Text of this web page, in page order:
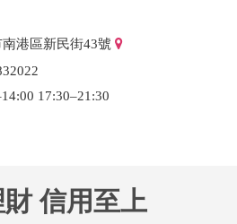
南港區新民街43號
17:30–21:30
信用至上